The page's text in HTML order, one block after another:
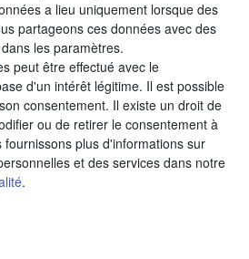
facture
a lieu uniquement lorsque des
partageons ces données avec des
les paramètres.
peut être effectué avec le
d'un intérêt légitime. Il est possible
consentement. Il existe un droit de
ou de retirer le consentement à
plus d'informations sur
et des services dans notre
.